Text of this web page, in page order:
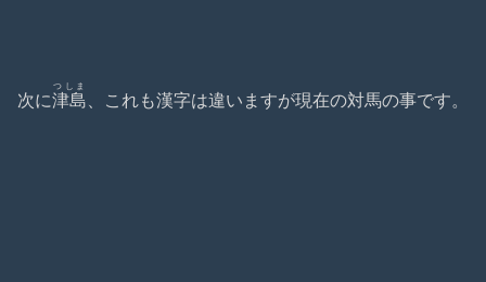
次に津島
つしま
、これも漢字は違いますが現在の対馬の事です。